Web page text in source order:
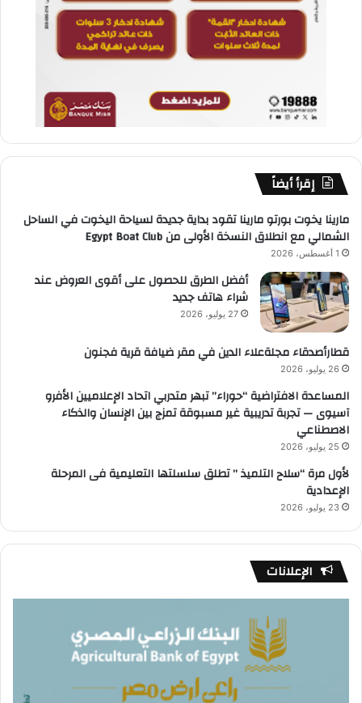
إقرأ أيضاً
مارينا يخوت بورتو مارينا تقود بداية جديدة لسياحة اليخوت في الساحل
الشمالي مع انطلاق النسخة الأولى من Egypt Boat Club
1 أغسطس، 2026
أفضل الطرق للحصول على أقوى العروض عند
شراء هاتف جديد
27 يوليو، 2026
قطارأصدقاء مجلةعلاء الدين في مقر ضيافة قرية فجنون
26 يوليو، 2026
المساعدة الافتراضية “حوراء” تبهر متدربي اتحاد الإعلاميين الأفرو
آسيوى — تجربة تدريبية غير مسبوقة تمزج بين الإنسان والذكاء
الاصطناعي
25 يوليو، 2026
لأول مرة “سلاح التلميذ ” تطلق سلسلتها التعليمية فى المرحلة
الإعدادية
23 يوليو، 2026
الإعلانات